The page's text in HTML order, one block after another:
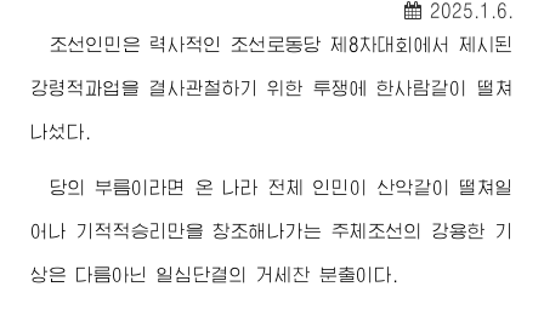
2025.1.6.
조선인민은 력사적인 조선로동당 제8차대회에서 제시된
강령적과업을 결사관철하기 위한 투쟁에 한사람같이 떨쳐
나섰다.
당의 부름이라면 온 나라 전체 인민이 산악같이 떨쳐일
어나 기적적승리만을 창조해나가는 주체조선의 강용한 기
상은 다름아닌 일심단결의 거세찬 분출이다.